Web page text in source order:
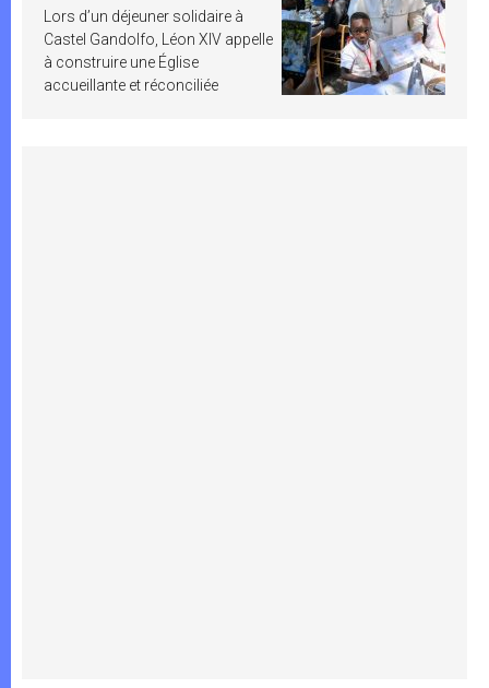
Lors d’un déjeuner solidaire à
Castel Gandolfo, Léon XIV appelle
à construire une Église
accueillante et réconciliée